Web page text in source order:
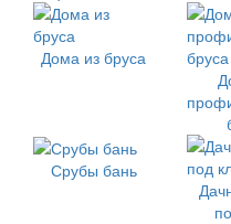
Дома из бруса
Срубы бань